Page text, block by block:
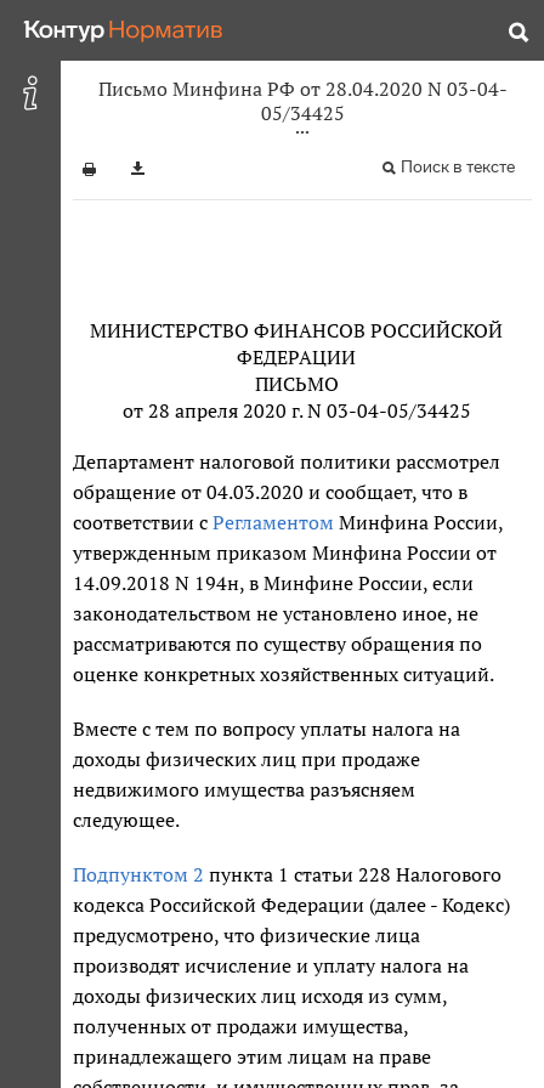
Письмо Минфина РФ от 28.04.2020 N 03-04-
05/34425
Поиск в тексте
МИНИСТЕРСТВО ФИНАНСОВ РОССИЙСКОЙ
ФЕДЕРАЦИИ
ПИСЬМО
от 28 апреля 2020 г. N 03-04-05/34425
Департамент налоговой политики рассмотрел
обращение от 04.03.2020 и сообщает, что в
соответствии с Регламентом Минфина России,
утвержденным приказом Минфина России от
14.09.2018 N 194н, в Минфине России, если
законодательством не установлено иное, не
рассматриваются по существу обращения по
оценке конкретных хозяйственных ситуаций.
Вместе с тем по вопросу уплаты налога на
доходы физических лиц при продаже
недвижимого имущества разъясняем
следующее.
Подпунктом 2 пункта 1 статьи 228 Налогового
кодекса Российской Федерации (далее - Кодекс)
предусмотрено, что физические лица
производят исчисление и уплату налога на
доходы физических лиц исходя из сумм,
полученных от продажи имущества,
принадлежащего этим лицам на праве